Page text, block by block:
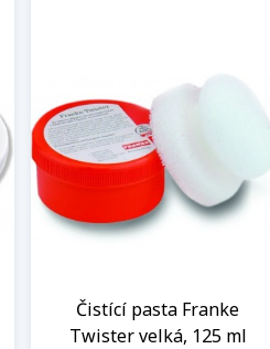
Čistící pasta Franke
Twister velká, 125 ml